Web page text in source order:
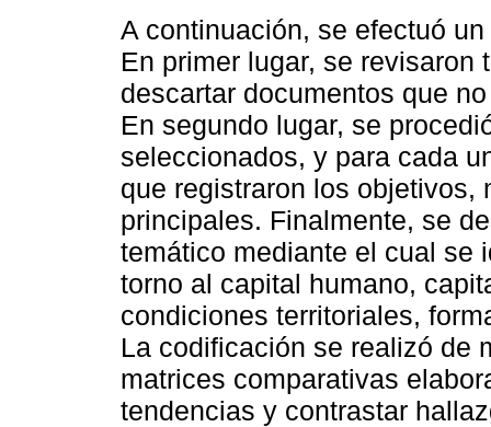
A continuación, se efectuó
En primer lugar, se
descartar documentos que
En segundo lugar, se
seleccionados, y para cada
que registraron los objetivos,
principales. Finalmente, se
temático mediante el cual se
torno al capital humano,
condiciones territoriales,
La codificación se realizó de
matrices comparativas
tendencias y contrastar